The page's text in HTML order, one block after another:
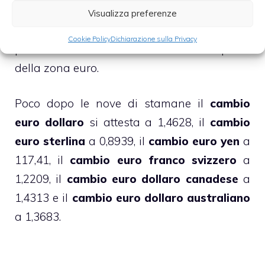
Visualizza preferenze
Cookie PolicyDichiarazione sulla Privacy
cancelliera tedesca Angela Merkel, durante il
della zona euro.
Poco dopo le nove di stamane il cambio
euro dollaro si attesta a 1,4628, il cambio
euro sterlina a 0,8939, il cambio euro yen a
117,41, il cambio euro franco svizzero a
1,2209, il cambio euro dollaro canadese a
1,4313 e il cambio euro dollaro australiano
a 1,3683.